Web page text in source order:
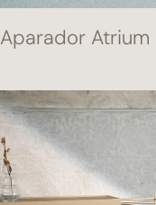
Aparador Atrium